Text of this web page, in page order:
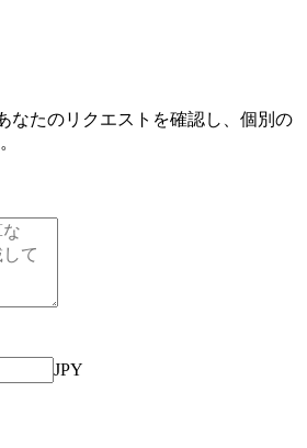
なたのリクエストを確認し、個別の
JPY